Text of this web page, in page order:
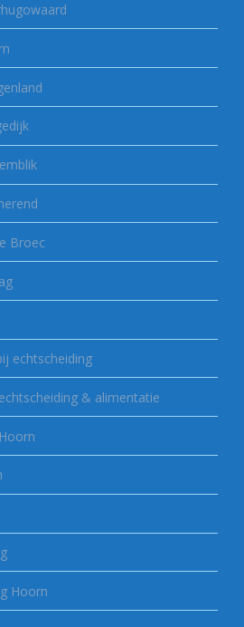
Broec
echtscheiding
& alimentatie
Hoorn